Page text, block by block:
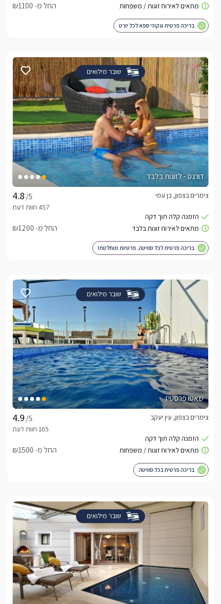
החל מ- ₪1100
בריכה פרטית וגקוזי ספא לכל יורט
שובר מילואים
דורנס - לזוגות בלבד
/5
צימרים בצפון, בן עמי
החל מ- ₪1200
בריכה פרטית לכל סוויטה. פרטיות מוחלטת!
שובר מילואים
שאטו פרסטיז
/5
צימרים בצפון, עין יעקב
החל מ- ₪1500
בריכה פרטית בכל סוויטה
שובר מילואים